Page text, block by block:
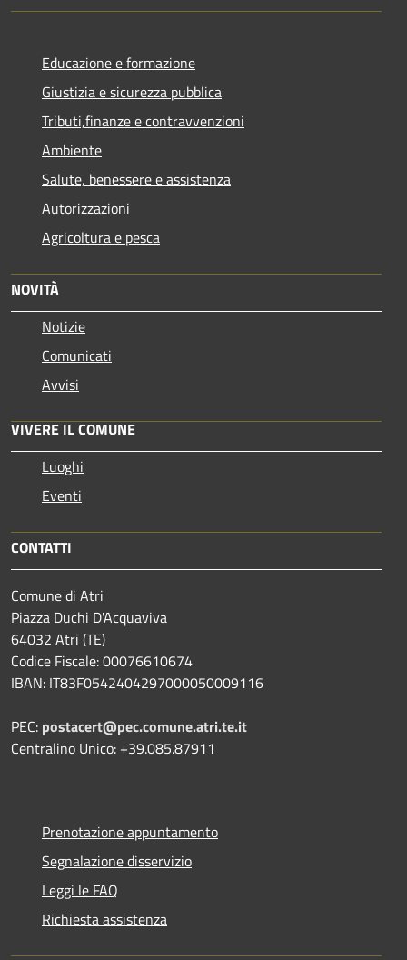
Educazione e formazione
Giustizia e sicurezza pubblica
Tributi,finanze e contravvenzioni
Ambiente
Salute, benessere e assistenza
Autorizzazioni
Agricoltura e pesca
NOVITÀ
Notizie
Comunicati
Avvisi
VIVERE IL COMUNE
Luoghi
Eventi
CONTATTI
Comune di Atri
Piazza Duchi D'Acquaviva
64032 Atri (TE)
Codice Fiscale: 00076610674
IBAN: IT83F0542404297000050009116
PEC: postacert@pec.comune.atri.te.it
Centralino Unico: +39.085.87911
Prenotazione appuntamento
Segnalazione disservizio
Leggi le FAQ
Richiesta assistenza